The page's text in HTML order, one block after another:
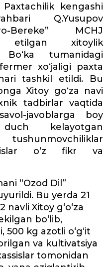
kengashi
Q.Yusupov
Bereke” MCHJ
etilgan xitoylik
tumanidagi
xo‘jaligi paxta
tashkil etildi. Bu
Xitoy go‘za navi
tadbirlar vaqtida
javoblarga boy
kelayotgan
o‘z fikr va
“Ozod Dil”
Bu yerda 21
Xitoy g‘o‘za
bo‘lib,
kg azotli o‘g‘it
va kultivatsiya
tomonidan